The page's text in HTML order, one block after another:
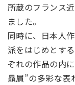
所蔵のフランス
ました。
同時に、日本人
派をはじめとす
ぞれの作品の内
贔屓”の多彩な表